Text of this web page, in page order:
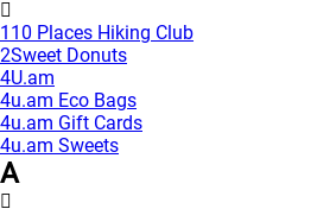
110 Places Hiking Club
2Sweet Donuts
4U.am
4u.am Eco Bags
4u.am Gift Cards
4u.am Sweets
A